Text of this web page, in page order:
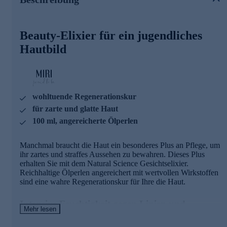
bewahren die Haut vor Feuchtigkeitsverlust und mildern
Linien und Fältchen.
Aprikosenkernöl sowie ein spezielles Repro-Youth-
Schönheitspeptid. Das Ergebnis: Das Hautbild erscheint
Gleich heute noch online bestellen!
Beauty-Elixier für ein jugendliches
Hautbild
wohltuende Regenerationskur
für zarte und glatte Haut
100 ml, angereicherte Ölperlen
Manchmal braucht die Haut ein besonderes Plus an Pflege, um
ihr zartes und straffes Aussehen zu bewahren. Dieses Plus
erhalten Sie mit dem Natural Science Gesichtselixier.
Reichhaltige Ölperlen angereichert mit wertvollen Wirkstoffen
sind eine wahre Regenerationskur für Ihre die Haut.
Intensive Feuchtigkeit gegen Linien und
Fältchen
Mehr lesen